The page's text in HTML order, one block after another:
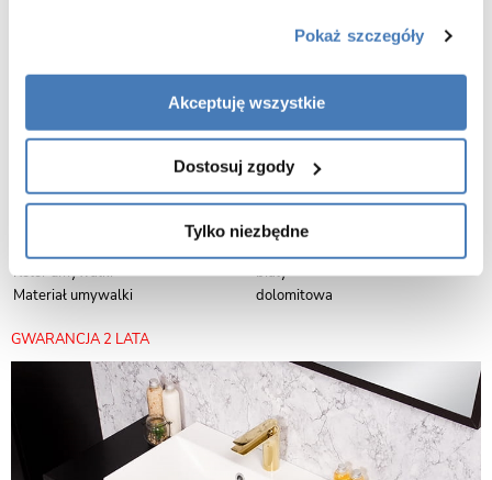
Pokaż szczegóły
Akceptuję wszystkie
Dostosuj zgody
Tylko niezbędne
Meble łazienkowe z serii VICTA produkowane są w Polsce przez naszą
estetyczne oraz maksymalna użyteczność to znaki szczególne tych
produktów.
Wymiary szafki (wysokość x
Szafka: 40,5 x 100 x 39 cm; Blat:
2,2 x 100 x 41 cm
Wymiary umywalki (wysokość x
Kolor umywalki
biały
Materiał umywalki
dolomitowa
GWARANCJA 2 LATA